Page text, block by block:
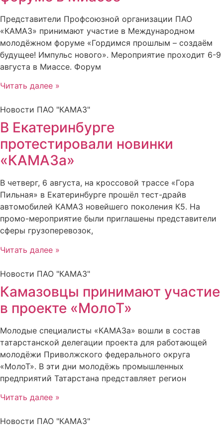
Представители Профсоюзной организации ПАО
«КАМАЗ» принимают участие в Международном
молодёжном форуме «Гордимся прошлым – создаём
будущее! Импульс нового». Мероприятие проходит 6-9
августа в Миассе. Форум
Читать далее »
Новости ПАО "КАМАЗ"
В Екатеринбурге
протестировали новинки
«КАМАЗа»
В четверг, 6 августа, на кроссовой трассе «Гора
Пильная» в Екатеринбурге прошёл тест-драйв
автомобилей КАМАЗ новейшего поколения К5. На
промо-мероприятие были приглашены представители
сферы грузоперевозок,
Читать далее »
Новости ПАО "КАМАЗ"
Камазовцы принимают участие
в проекте «МолоТ»
Молодые специалисты «КАМАЗа» вошли в состав
татарстанской делегации проекта для работающей
молодёжи Приволжского федерального округа
«МолоТ». В эти дни молодёжь промышленных
предприятий Татарстана представляет регион
Читать далее »
Новости ПАО "КАМАЗ"